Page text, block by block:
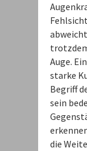
Auge.
starke
Begriff
sein
die